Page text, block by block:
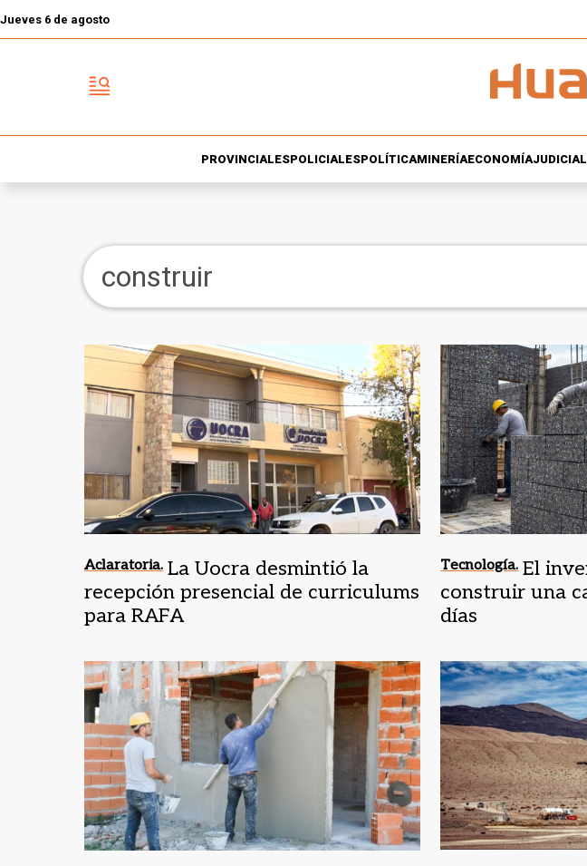
Jueves 6 de agosto
PROVINCIALESPOLICIALESPOLÍTICAMINERÍAECONOMÍA
construir
Aclaratoria. La Uocra desmintió la
recepción presencial de curriculums
para RAFA
Tecnología. El
construir una
días